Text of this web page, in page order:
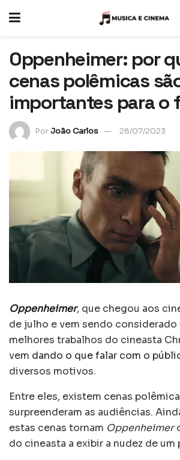
Oppenheimer: por
cenas polêmicas
importantes para o
PorJoão Carlos 28/07/2023
Oppenheimer, que chegou aos
de julho e vem sendo considerado
melhores trabalhos do cineasta
vem dando o que falar com o
diversos motivos.
Entre eles, existem cenas
surpreenderam as audiências.
estas cenas tornam Oppenheimer
do cineasta a exibir a nudez de um